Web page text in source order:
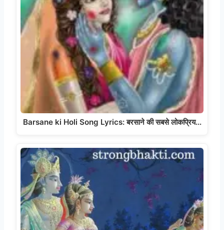
Barsane ki Holi Song Lyrics: बरसाने की सबसे लोकप्रिय…